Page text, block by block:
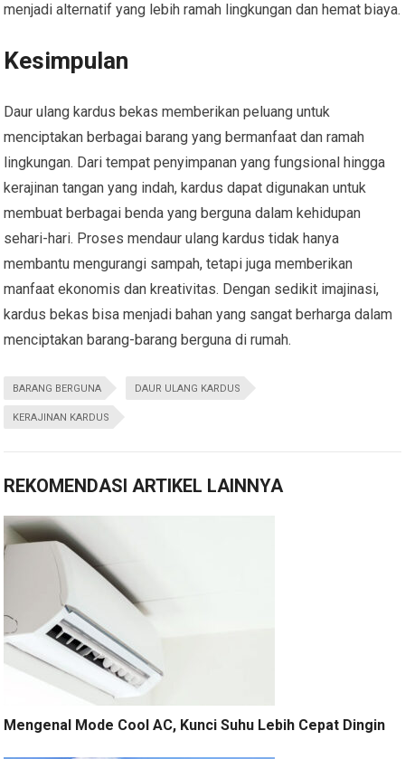
menjadi alternatif yang lebih ramah lingkungan dan hemat biaya.
Kesimpulan
Daur ulang kardus bekas memberikan peluang untuk
menciptakan berbagai barang yang bermanfaat dan ramah
lingkungan. Dari tempat penyimpanan yang fungsional hingga
kerajinan tangan yang indah, kardus dapat digunakan untuk
membuat berbagai benda yang berguna dalam kehidupan
sehari-hari. Proses mendaur ulang kardus tidak hanya
membantu mengurangi sampah, tetapi juga memberikan
manfaat ekonomis dan kreativitas. Dengan sedikit imajinasi,
kardus bekas bisa menjadi bahan yang sangat berharga dalam
menciptakan barang-barang berguna di rumah.
BARANG BERGUNA DAUR ULANG KARDUS
KERAJINAN KARDUS
REKOMENDASI ARTIKEL LAINNYA
Mengenal Mode Cool AC, Kunci Suhu Lebih Cepat Dingin